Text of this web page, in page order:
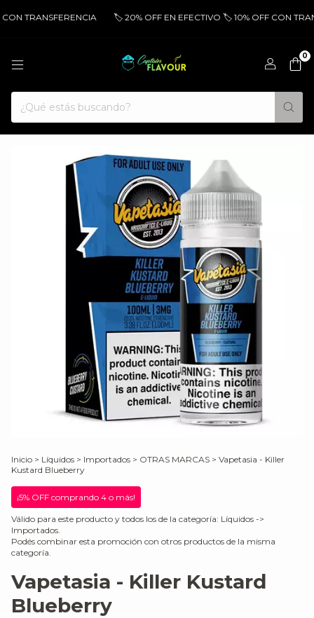
TRANSFERENCIA 🏷️ 20% OFF EN EFECTIVO 🏷️ 10% OFF CON
0
Inicio > Líquidos > Importados > OTRAS MARCAS > Vapetasia - Killer
Kustard Blueberry
¡5% OFF comprando 4 o más!
Válido para este producto y todos los de la categoría: Líquidos ->
Importados.
Podés combinar esta promoción con otros productos de la misma
categoría.
Vapetasia - Killer Kustard
Blueberry